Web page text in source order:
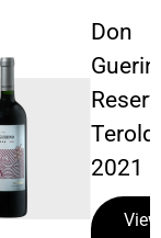
Don
2021
View